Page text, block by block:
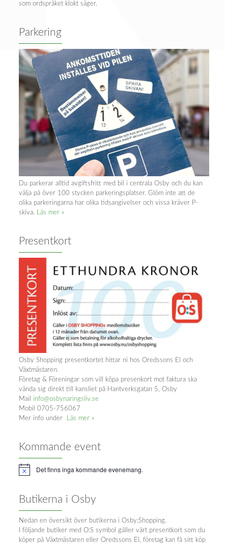
som ordspråket klokt säger.
Parkering
Du parkerar alltid avgiftsfritt med bil i centrala Osby och du kan
välja på över 100 stycken parkeringsplatser. Glöm inte att de
olika parkeringarna har olika tidsangivelser och vissa kräver P-
skiva. Läs mer »
Presentkort
Osby Shopping presentkortet hittar ni hos Oredssons El och
Växtmästaren.
Företag & Föreningar som vill köpa presenkort mot faktura ska
vända sig direkt till kansliet på Hantverksgatan 5, Osby
Mail info@osbynaringsliv.se
Mobil 0705-756067
Mer info under
Läs mer »
Kommande event
Notice Det finns inga kommande evenemang.
Butikerna i Osby
Nedan en översikt över butikerna i Osby:Shopping.
I följande butiker med O:S symbol gäller vårt presentkort som du
köper på Växtmästaren eller Oredssons El, företag kan få sitt köp